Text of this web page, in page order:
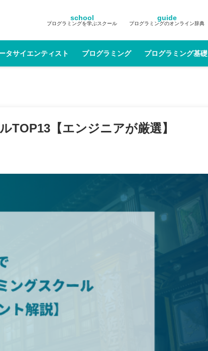
school
プログラミングを学ぶスクール
guide
プログラミングのオンライン辞典
タサイエンティスト プログラミング プログラミング基礎
TOP13【エンジニアが厳選】